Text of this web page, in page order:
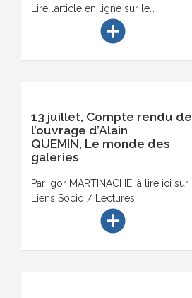
Lire l’article en ligne sur le…
add_circle
13 juillet, Compte rendu de
l’ouvrage d’Alain
QUEMIN, Le monde des
galeries
Par Igor MARTINACHE, à lire ici sur
Liens Socio / Lectures
add_circle